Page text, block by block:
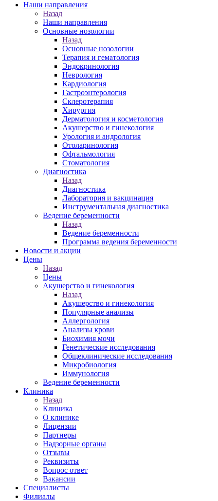
Наши направления
Назад
Наши направления
Основные нозологии
Назад
Основные нозологии
Терапия и гематология
Эндокринология
Неврология
Кардиология
Гастроэнтерология
Склеротерапия
Хирургия
Дерматология и косметология
Акушерство и гинекология
Урология и андрология
Отоларинология
Офтальмология
Стоматология
Диагностика
Назад
Диагностика
Лаборатория и вакцинация
Инструментальная диагностика
Ведение беременности
Назад
Ведение беременности
Программа ведения беременности
Новости и акции
Цены
Назад
Цены
Акушерство и гинекология
Назад
Акушерство и гинекология
Популярные анализы
Аллергология
Анализы крови
Биохимия мочи
Генетические исследования
Общеклинические исследования
Микробиология
Иммунология
Ведение беременности
Клиника
Назад
Клиника
О клинике
Лицензии
Партнеры
Надзорные органы
Отзывы
Реквизиты
Вопрос ответ
Вакансии
Специалисты
Филиалы